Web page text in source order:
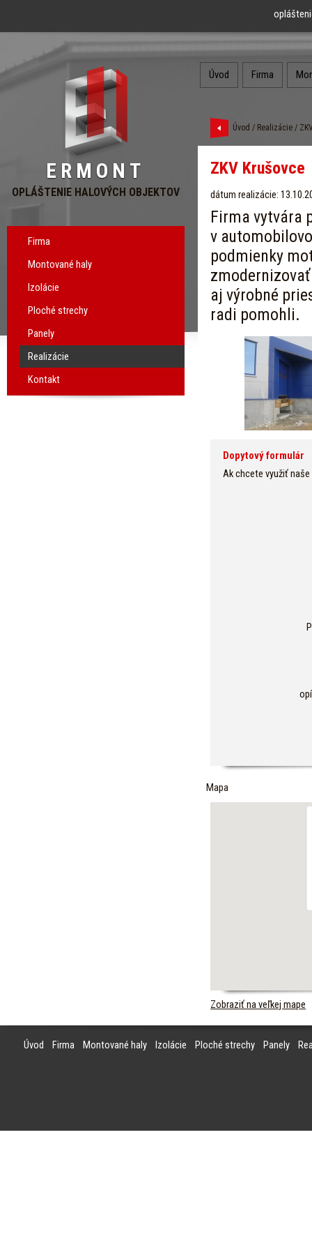
ERMONT
OPLÁŠTENIE HALOVÝCH OBJEKTOV
Firma
Montované haly
Izolácie
Ploché strechy
Panely
Realizácie
Kontakt
Úvod Firma
Úvod / Realizácie /
ZKV Krušovce
dátum realizácie:
Firma vytvára
v
podmienky
aj výrobné
radi pomohli.
Dopytový formulár
Ak chcete využiť
Mapa
Zobraziť na veľkej mape
Úvod Firma Montované haly Izolácie Ploché strechy Panely